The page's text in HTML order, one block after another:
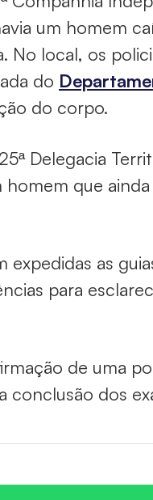
um homem
No local, os
do
do corpo.
Delegacia
que
as
para
de uma
dos